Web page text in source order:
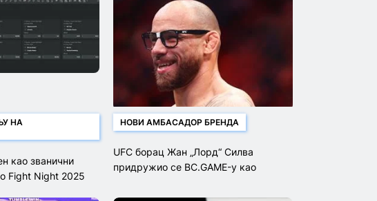
НА
као званични
Fight Night 2025
НОВИ АМБАСАДОР БРЕНДА
UFC борац Жан „Лорд“ Силва
придружио се BC.GAME-у као